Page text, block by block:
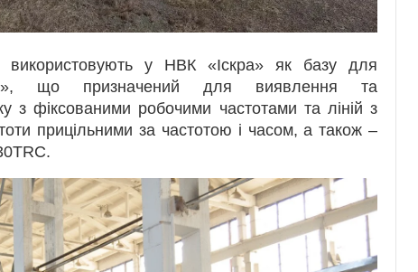
використовують у НВК «Іскра» як базу для
що призначений для виявлення та
з фіксованими робочими частотами та ліній з
прицільними за частотою і часом, а також –